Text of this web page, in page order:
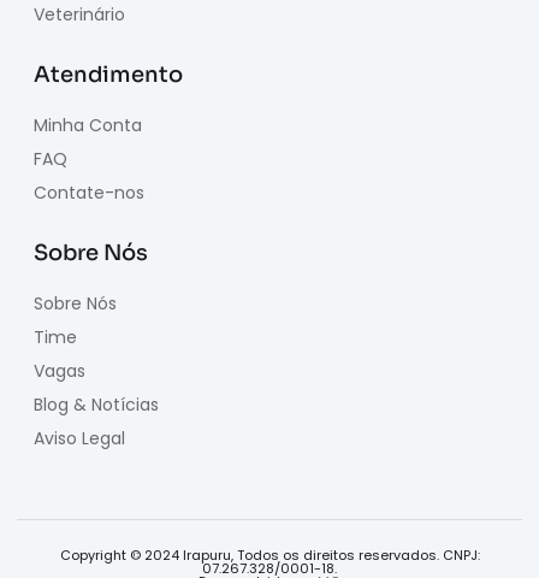
Veterinário
Atendimento
Minha Conta
FAQ
Contate-nos
Sobre Nós
Sobre Nós
Time
Vagas
Blog & Notícias
Aviso Legal
Copyright © 2024 Irapuru, Todos os direitos reservados. CNPJ:
07.267.328/0001-18.